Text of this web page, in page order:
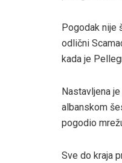
Pogodak nije
odlični
kada je
Nastavljena
albanskom
pogodio
Sve do kraja